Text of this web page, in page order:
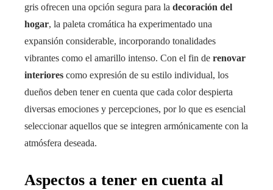
gris ofrecen una opción segura para la decoración del
hogar, la paleta cromática ha experimentado una
expansión considerable, incorporando tonalidades
vibrantes como el amarillo intenso. Con el fin de renovar
interiores como expresión de su estilo individual, los
dueños deben tener en cuenta que cada color despierta
diversas emociones y percepciones, por lo que es esencial
seleccionar aquellos que se integren armónicamente con la
atmósfera deseada.
Aspectos a tener en cuenta al